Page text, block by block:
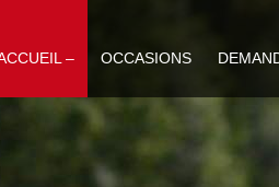
– OCCASIONS